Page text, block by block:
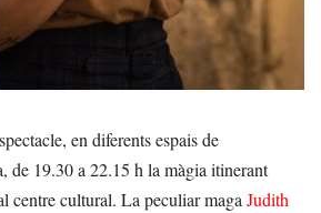
en diferents espais de
de 19.30 a 22.15 h la màgia itinerant
centre cultural. La peculiar maga Judith